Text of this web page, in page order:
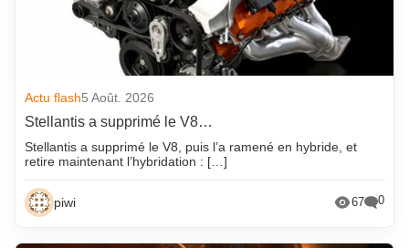
Actu flash5 Août. 2026
Stellantis a supprimé le V8…
Stellantis a supprimé le V8, puis l’a ramené en hybride, et
retire maintenant l’hybridation : […]
piwi 67 0